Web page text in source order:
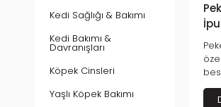
Kedi Sağlığı & Bakımı
Kedi Bakımı &
Davranışları
Köpek Cinsleri
Yaşlı Köpek Bakımı